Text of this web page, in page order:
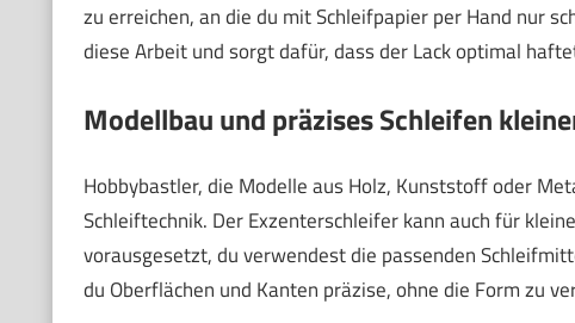
zu erreichen, an die du mit Schleifpapier per Hand nur
diese Arbeit und sorgt dafür, dass der Lack optimal
Modellbau und präzises Schleifen
Hobbybastler, die Modelle aus Holz, Kunststoff oder
Schleiftechnik. Der Exzenterschleifer kann auch für
vorausgesetzt, du verwendest die passenden
du Oberflächen und Kanten präzise, ohne die Form zu